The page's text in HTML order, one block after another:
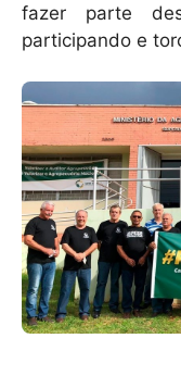
fazer parte
participando e